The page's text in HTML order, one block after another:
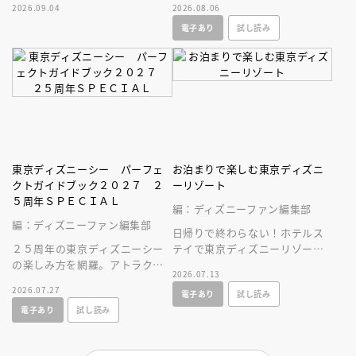
したパークファン必見の２５年
2026.09.04
人へ贈る、やさしいガイドブッ
ク。
2026.08.06
電子あり
試し読み
東京ディズニーシー パーフェ
クトガイドブック２０２７ ２
５周年ＳＰＥＣＩＡＬ
編：ディズニーファン編集部
２５周年の東京ディズニーシー
の楽しみ方を網羅。アトラクシ
ョップ情報に加え、使いやすい
マップつき！
2026.07.27
電子あり
試し読み
お泊まりで楽しむ東京ディズニ
ーリゾート
編：ディズニーファン編集部
日帰りで終わらない！ホテルス
テイで東京ディズニーリゾート
冊が新登場！
2026.07.13
電子あり
試し読み